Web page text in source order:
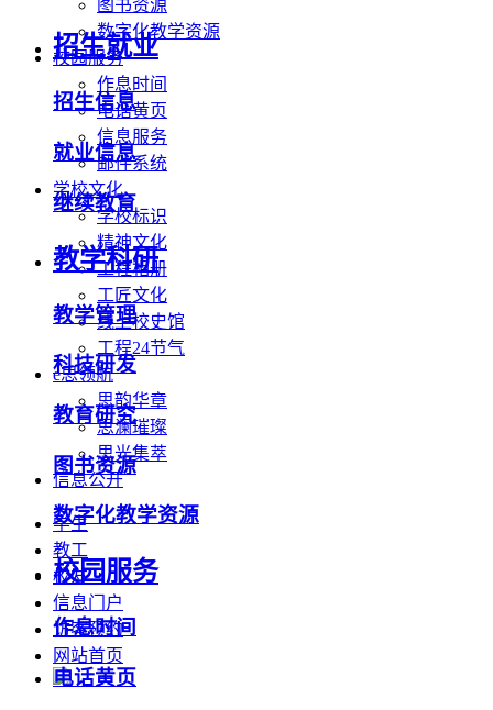
图书资源
数字化教学资源
校园服务
作息时间
电话黄页
信息服务
邮件系统
学校文化
学校标识
精神文化
工程相册
工匠文化
线上校史馆
工程24节气
e思领航
思韵华章
思澜璀璨
思光集萃
信息公开
学生
教工
校友
信息门户
访客预约
网站首页
招生就业
招生信息
就业信息
继续教育
教学科研
教学管理
科技研发
教育研究
图书资源
数字化教学资源
校园服务
作息时间
电话黄页